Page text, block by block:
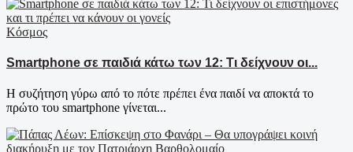
Κόσμος
Smartphone σε παιδιά κάτω των 12: Τι δείχνουν οι...
Η συζήτηση γύρω από το πότε πρέπει ένα παιδί να αποκτά το
πρώτο του smartphone γίνεται...